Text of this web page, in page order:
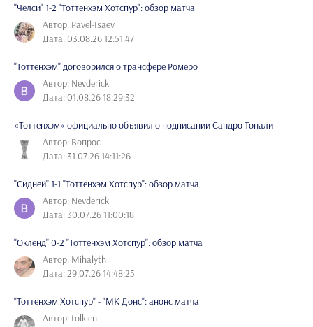
"Челси" 1-2 "Тоттенхэм Хотспур": обзор матча
Автор: Pavel-Isaev
Дата: 03.08.26 12:51:47
"Тоттенхэм" договорился о трансфере Ромеро
Автор: Nevderick
Дата: 01.08.26 18:29:32
«Тоттенхэм» официально объявил о подписании Сандро Тонали
Автор: Вопрос
Дата: 31.07.26 14:11:26
"Сидней" 1-1 "Тоттенхэм Хотспур": обзор матча
Автор: Nevderick
Дата: 30.07.26 11:00:18
"Окленд" 0-2 "Тоттенхэм Хотспур": обзор матча
Автор: Mihalyth
Дата: 29.07.26 14:48:25
"Тоттенхэм Хотспур" - "МК Донс": анонс матча
Автор: tolkien